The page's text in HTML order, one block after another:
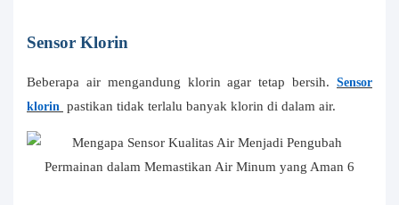
Sensor Klorin
Beberapa air mengandung klorin agar tetap bersih. Sensor
klorin pastikan tidak terlalu banyak klorin di dalam air.